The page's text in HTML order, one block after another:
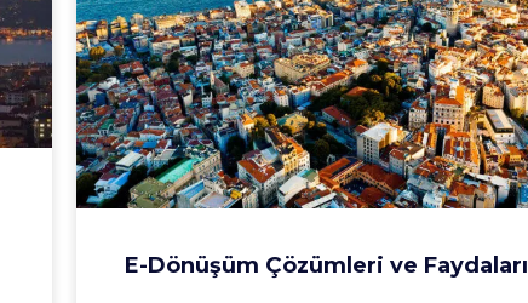
E-Dönüşüm Çözümleri ve Faydaları